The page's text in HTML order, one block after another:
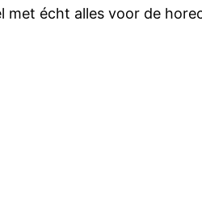
met écht alles voor de